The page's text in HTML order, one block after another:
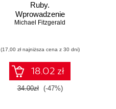
Ruby.
Wprowadzenie
Michael Fitzgerald
(17,00 zł najniższa cena z 30 dni)
18.02 zł
34.00zł (-47%)